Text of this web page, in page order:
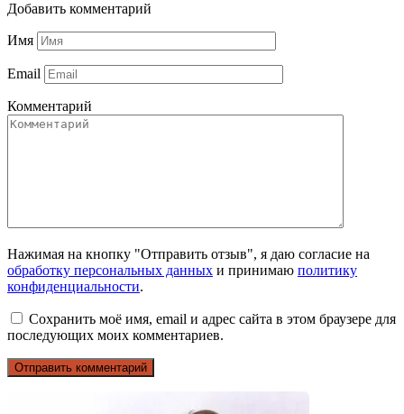
Добавить комментарий
Имя
Email
Комментарий
Нажимая на кнопку "Отправить отзыв", я даю согласие на
обработку персональных данных и принимаю политику
конфиденциальности.
Сохранить моё имя, email и адрес сайта в этом браузере для
последующих моих комментариев.